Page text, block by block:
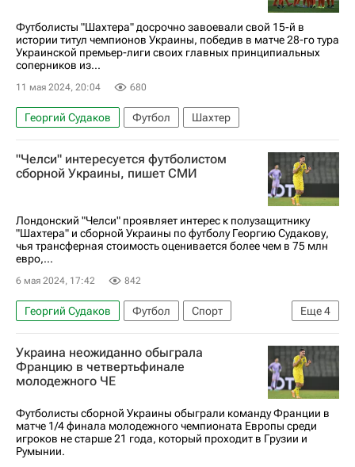
Анонсы и трансляции матчей
Евро-2024
Футболисты "Шахтера" досрочно завоевали свой 15-й в
истории титул чемпионов Украины, победив в матче 28-го тура
Украинской премьер-лиги своих главных принципиальных
соперников из...
11 мая 2024, 20:04 680
Георгий Судаков Футбол Шахтер
"Челси" интересуется футболистом
сборной Украины, пишет СМИ
Лондонский "Челси" проявляет интерес к полузащитнику
"Шахтера" и сборной Украины по футболу Георгию Судакову,
чья трансферная стоимость оценивается более чем в 75 млн
евро,...
6 мая 2024, 17:42 842
Еще4
Георгий Судаков Футбол
Спорт
Украина
Челси
Великобритания
Шахтер
Украина неожиданно обыграла
Францию в четвертьфинале
молодежного ЧЕ
Футболисты сборной Украины обыграли команду Франции в
матче 1/4 финала молодежного чемпионата Европы среди
игроков не старше 21 года, который проходит в Грузии и
Румынии.